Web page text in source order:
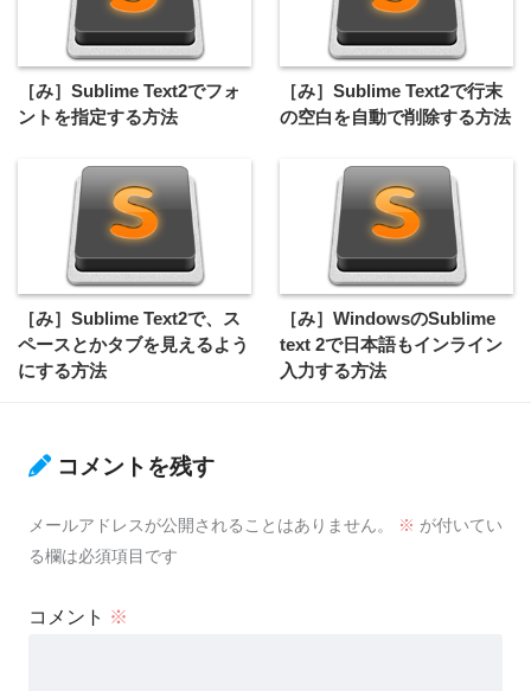
［み］Sublime Text2でフォ
ントを指定する方法
［み］Sublime Text2で行末
の空白を自動で削除する方法
［み］Sublime Text2で、ス
ペースとかタブを見えるよう
にする方法
［み］WindowsのSublime
text 2で日本語もインライン
入力する方法
コメントを残す
メールアドレスが公開されることはありません。 ※ が付いてい
る欄は必須項目です
コメント ※